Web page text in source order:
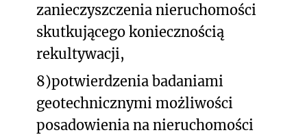
zanieczyszczenia nieruchomości
skutkującego koniecznością
rekultywacji,
8)potwierdzenia badaniami
geotechnicznymi możliwości
posadowienia na nieruchomości